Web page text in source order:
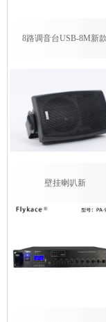
8路调音台USB-8M新款
壁挂喇叭新